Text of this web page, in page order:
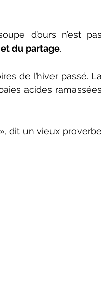
d’ours n’est pas
du partage.
de l’hiver passé. La
acides ramassées
, dit un vieux proverbe